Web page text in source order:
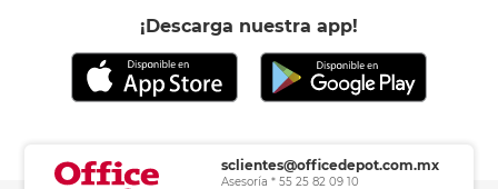
¡Descarga nuestra app!
sclientes@officedepot.com.mx
Asesoría * 55 25 82 09 10